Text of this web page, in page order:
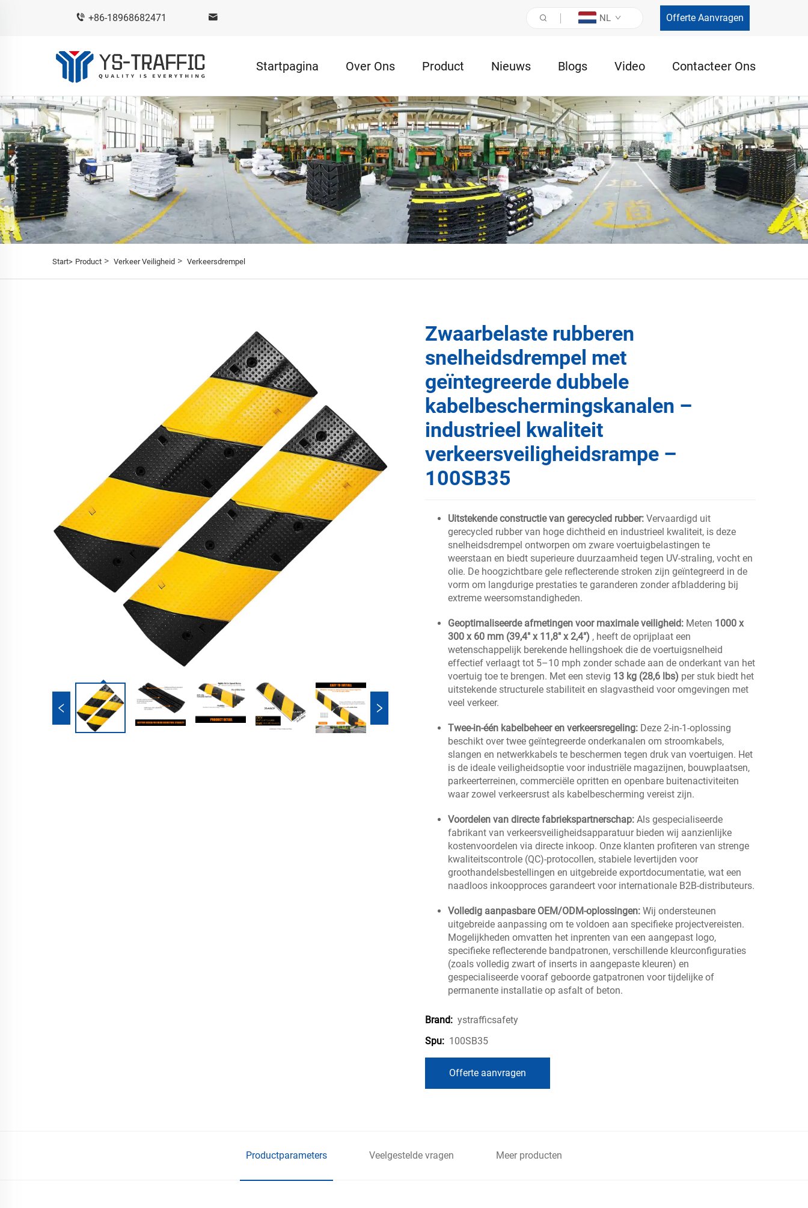
+86-18968682471 NL Offerte Aanvragen
Startpagina Over Ons Product Nieuws Blogs Video Contacteer Ons
Start> Product > Verkeer Veiligheid > Verkeersdrempel
Zwaarbelaste rubberen
snelheidsdrempel met
geïntegreerde dubbele
kabelbeschermingskanalen –
industrieel kwaliteit
verkeersveiligheidsrampe –
100SB35
Uitstekende constructie van gerecycled rubber:Vervaardigd uit
gerecycled rubber van hoge dichtheid en industrieel kwaliteit, is deze
snelheidsdrempel ontworpen om zware voertuigbelastingen te
weerstaan en biedt superieure duurzaamheid tegen UV-straling, vocht en
olie. De hoogzichtbare gele reflecterende stroken zijn geïntegreerd in de
vorm om langdurige prestaties te garanderen zonder afbladdering bij
extreme weersomstandigheden.
Geoptimaliseerde afmetingen voor maximale veiligheid: Meten 1000 x
300 x 60 mm (39,4" x 11,8" x 2,4") , heeft de oprijplaat een
wetenschappelijk berekende hellingshoek die de voertuigsnelheid
effectief verlaagt tot 5–10 mph zonder schade aan de onderkant van het
voertuig toe te brengen. Met een stevig 13 kg (28,6 lbs) per stuk biedt het
uitstekende structurele stabiliteit en slagvastheid voor omgevingen met
veel verkeer.
Twee-in-één kabelbeheer en verkeersregeling: Deze 2-in-1-oplossing
beschikt over twee geïntegreerde onderkanalen om stroomkabels,
slangen en netwerkkabels te beschermen tegen druk van voertuigen. Het
is de ideale veiligheidsoptie voor industriële magazijnen, bouwplaatsen,
parkeerterreinen, commerciële opritten en openbare buitenactiviteiten
waar zowel verkeersrust als kabelbescherming vereist zijn.
Voordelen van directe fabriekspartnerschap:Als gespecialiseerde
fabrikant van verkeersveiligheidsapparatuur bieden wij aanzienlijke
kostenvoordelen via directe inkoop. Onze klanten profiteren van strenge
kwaliteitscontrole (QC)-protocollen, stabiele levertijden voor
groothandelsbestellingen en uitgebreide exportdocumentatie, wat een
naadloos inkoopproces garandeert voor internationale B2B-distributeurs.
Volledig aanpasbare OEM/ODM-oplossingen:Wij ondersteunen
uitgebreide aanpassing om te voldoen aan specifieke projectvereisten.
Mogelijkheden omvatten het inprenten van een aangepast logo,
specifieke reflecterende bandpatronen, verschillende kleurconfiguraties
(zoals volledig zwart of inserts in aangepaste kleuren) en
gespecialiseerde vooraf geboorde gatpatronen voor tijdelijke of
permanente installatie op asfalt of beton.
Brand: ystrafficsafety
Spu: 100SB35
Offerte aanvragen
Productparameters Veelgestelde vragen Meer producten